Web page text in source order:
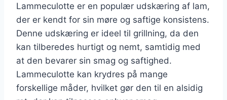
Lammeculotte er en populær udskæring af lam,
der er kendt for sin møre og saftige konsistens.
Denne udskæring er ideel til grillning, da den
kan tilberedes hurtigt og nemt, samtidig med
at den bevarer sin smag og saftighed.
Lammeculotte kan krydres på mange
forskellige måder, hvilket gør den til en alsidig